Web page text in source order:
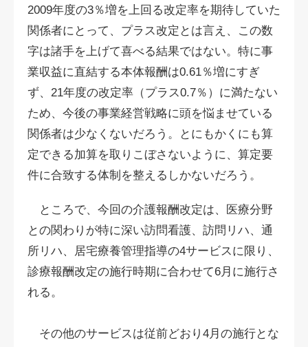
2009年度の3％増を上回る改定率を期待していた
関係者にとって、プラス改定とは言え、この数
字は諸手を上げて喜べる結果ではない。特に事
業収益に直結する本体報酬は0.61％増にすぎ
ず、21年度の改定率（プラス0.7％）に満たない
ため、今後の事業経営戦略に頭を悩ませている
関係者は少なくないだろう。とにもかくにも算
定できる加算を取りこぼさないように、算定要
件に合致する体制を整えるしかないだろう。
ところで、今回の介護報酬改定は、医療分野
との関わりが特に深い訪問看護、訪問リハ、通
所リハ、居宅療養管理指導の4サービスに限り、
診療報酬改定の施行時期に合わせて6月に施行さ
れる。
その他のサービスは従前どおり4月の施行とな